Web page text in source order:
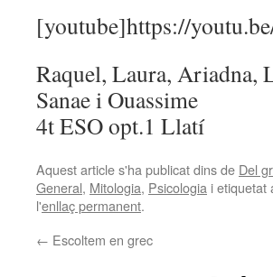
[youtube]https://
Raquel, Laura, Ariadna,
Sanae i Ouassime
4t ESO opt.1 Llatí
Aquest article s'ha publicat dins de Del
General, Mitologia, Psicologia i etiquetat
l'enllaç permanent.
← Escoltem en grec